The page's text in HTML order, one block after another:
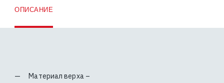
ОПИСАНИЕ
Материал верха –